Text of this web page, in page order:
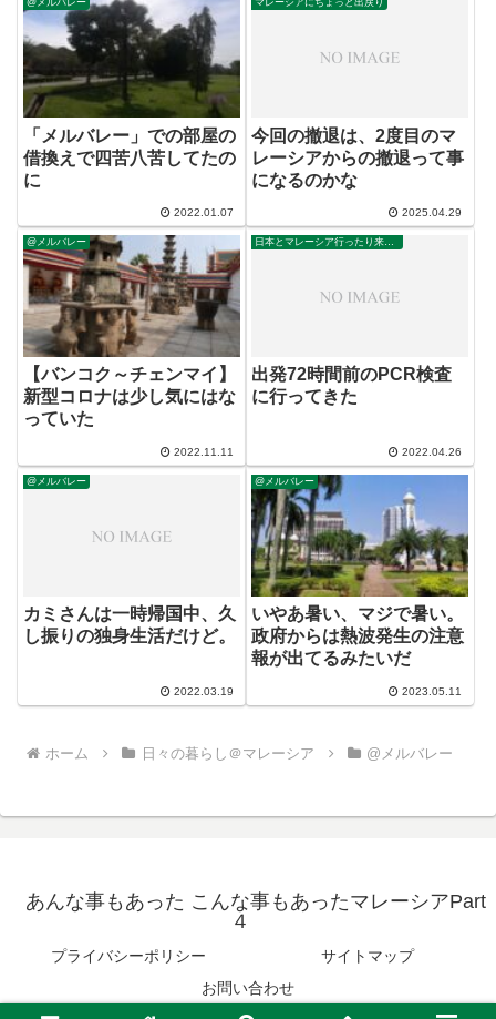
「メルバレー」での部屋の
借換えで四苦八苦してたの
に
2022.01.07
今回の撤退は、2度目のマ
レーシアからの撤退って事
になるのかな
2025.04.29
@メルバレー
【バンコク～チェンマイ】
新型コロナは少し気にはな
っていた
2022.11.11
日本とマレーシア行ったり来たり
出発72時間前のPCR検査
に行ってきた
2022.04.26
@メルバレー
カミさんは一時帰国中、久
し振りの独身生活だけど。
2022.03.19
@メルバレー
いやあ暑い、マジで暑い。
政府からは熱波発生の注意
報が出てるみたいだ
2023.05.11
ホーム 日々の暮らし＠マレーシア @メルバレー
あんな事もあった こんな事もあったマレーシアPart
４
プライバシーポリシー
サイトマップ
お問い合わせ